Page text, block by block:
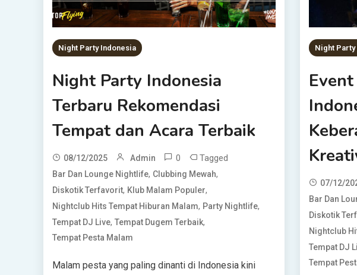
Night Party Indonesia
Night Party Indonesia
Terbaru Rekomendasi
Tempat dan Acara Terbaik
08/12/2025 Admin 0 Tagged
Bar Dan Lounge Nightlife, Clubbing Mewah,
Diskotik Terfavorit, Klub Malam Populer,
Nightclub Hits Tempat Hiburan Malam, Party Nightlife,
Tempat DJ Live, Tempat Dugem Terbaik,
Tempat Pesta Malam
Malam pesta yang paling dinanti di Indonesia kini
Night
07/12/
Bar Dan
Diskotik
Nightclub
Tempat DJ
Tempat